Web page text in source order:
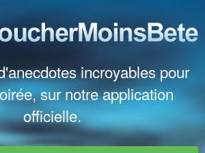
incroyables pour
sur notre application
officielle.